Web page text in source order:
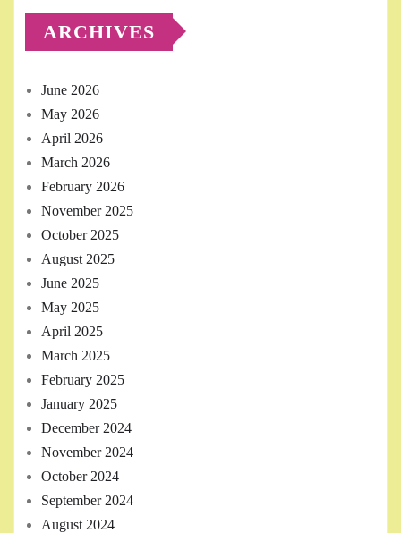
ARCHIVES
June 2026
May 2026
April 2026
March 2026
February 2026
November 2025
October 2025
August 2025
June 2025
May 2025
April 2025
March 2025
February 2025
January 2025
December 2024
November 2024
October 2024
September 2024
August 2024